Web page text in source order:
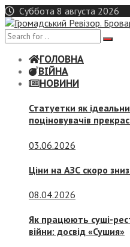
Skip
to
content
Суббота 8 августа 2026
ГОЛОВНА
ВІЙНА
НОВИНИ
Статуетки як
поціновувачів
03.06.2026
Ціни на АЗС скоро
08.04.2026
Як працюють суші-
війни: досвід «Сушия»